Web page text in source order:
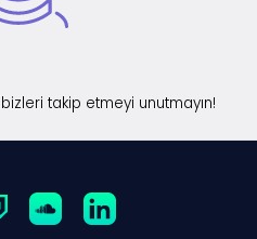
takip etmeyi unutmayın!